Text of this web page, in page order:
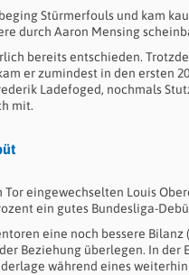
Stürmerfouls und kam
durch Aaron Mensing
bereits entschieden.
er zumindest in den ersten
Ladefoged, nochmals
mit.
eingewechselten Louis
ein gutes Bundesliga-
eine noch bessere
Beziehung überlegen. In
während eines